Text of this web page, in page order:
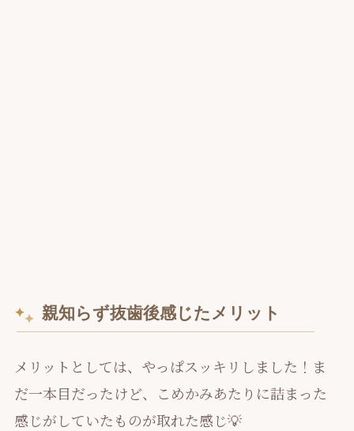
親知らず抜歯後感じたメリット
メリットとしては、やっぱスッキリしました！ま
だ一本目だったけど、こめかみあたりに詰まった
感じがしていたものが取れた感じ💡